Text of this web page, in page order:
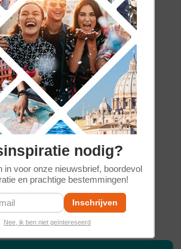
1030700
uur
nr. NL826428782 B01
nodig?
in voor onze nieuwsbrief, boordevol
en prachtige bestemmingen!
Nee, ik ben niet geïntereseerd